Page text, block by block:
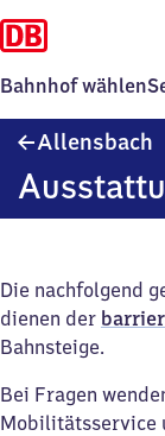
Bahnhof wählen
Allensbach
Die nachfolgend
dienen der
Bahnsteige.
Bei Fragen
Mobilitätsservice